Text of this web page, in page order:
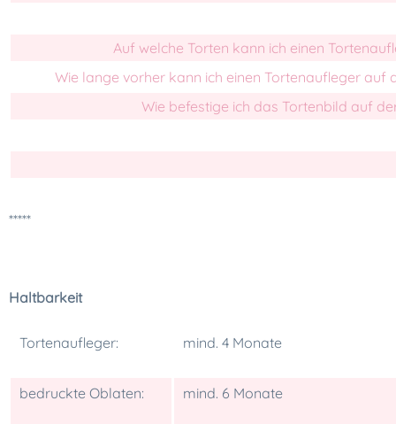
Auf welche Torten kann ich einen
Wie lange vorher kann ich einen Tortenaufleger auf
Wie befestige ich das Tortenbild auf
*****
Haltbarkeit
Tortenaufleger: mind. 4 Monate
bedruckte Oblaten: mind. 6 Monate